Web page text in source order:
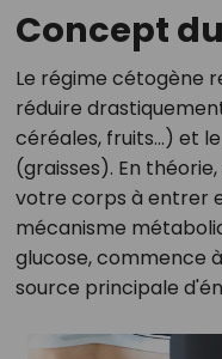
Concept
Le régime cétogène
réduire
céréales, fruits...) et
(graisses). En
votre corps à entrer
mécanisme
glucose, commence
source principale